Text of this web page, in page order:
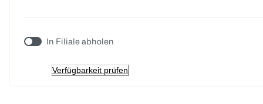
In Filiale abholen
Verfügbarkeit prüfen